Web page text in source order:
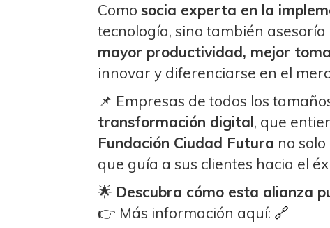
Como socia experta en la
tecnología, sino también
mayor productividad, mejor
innovar y diferenciarse en el
📌 Empresas de todos los
transformación digital, que
Fundación Ciudad Futura no
que guía a sus clientes hacia el
🌟 Descubra cómo esta alianza
👉 Más información aquí: 🔗